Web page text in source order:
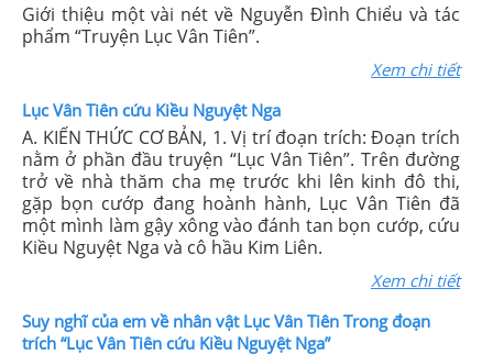
Giới thiệu một vài nét về Nguyễn Đình Chiểu và tác
phẩm “Truyện Lục Vân Tiên”.
Xem chi tiết
Lục Vân Tiên cứu Kiều Nguyệt Nga
A. KIẾN THỨC CƠ BẢN, 1. Vị trí đoạn trích: Đoạn trích
nằm ở phần đầu truyện “Lục Vân Tiên”. Trên đường
trở về nhà thăm cha mẹ trước khi lên kinh đô thi,
gặp bọn cướp đang hoành hành, Lục Vân Tiên đã
một mình làm gậy xông vào đánh tan bọn cướp, cứu
Kiều Nguyệt Nga và cô hầu Kim Liên.
Xem chi tiết
Suy nghĩ của em về nhân vật Lục Vân Tiên Trong đoạn
trích “Lục Vân Tiên cứu Kiều Nguyệt Nga”